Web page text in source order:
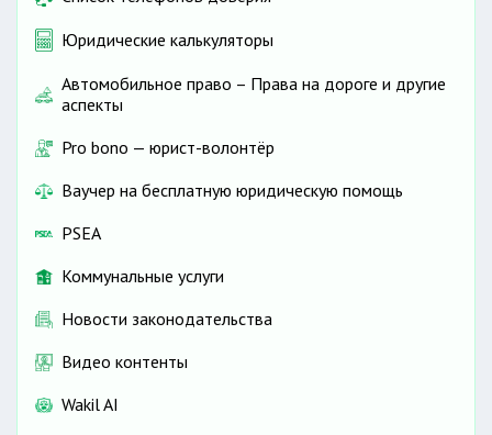
Юридические калькуляторы
Автомобильное право – Права на дороге и другие
аспекты
Pro bono — юрист-волонтёр
Ваучер на бесплатную юридическую помощь
PSEA
Коммунальные услуги
Новости законодательства
Видео контенты
Wakil AI